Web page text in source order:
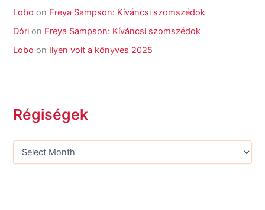
Lobo on Freya Sampson: Kíváncsi szomszédok
Dóri on Freya Sampson: Kíváncsi szomszédok
Lobo on Ilyen volt a könyves 2025
Régiségek